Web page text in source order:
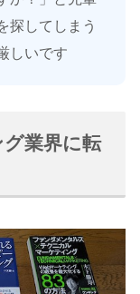
探してしまう
しいです
業界に転